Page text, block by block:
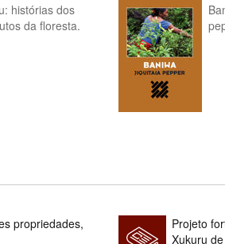
histórias dos
da floresta.
propriedades,
Projeto
Xukuru